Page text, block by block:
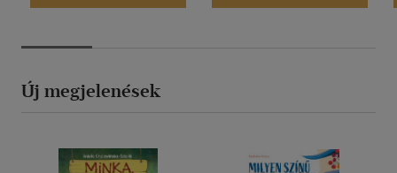
Új megjelenések